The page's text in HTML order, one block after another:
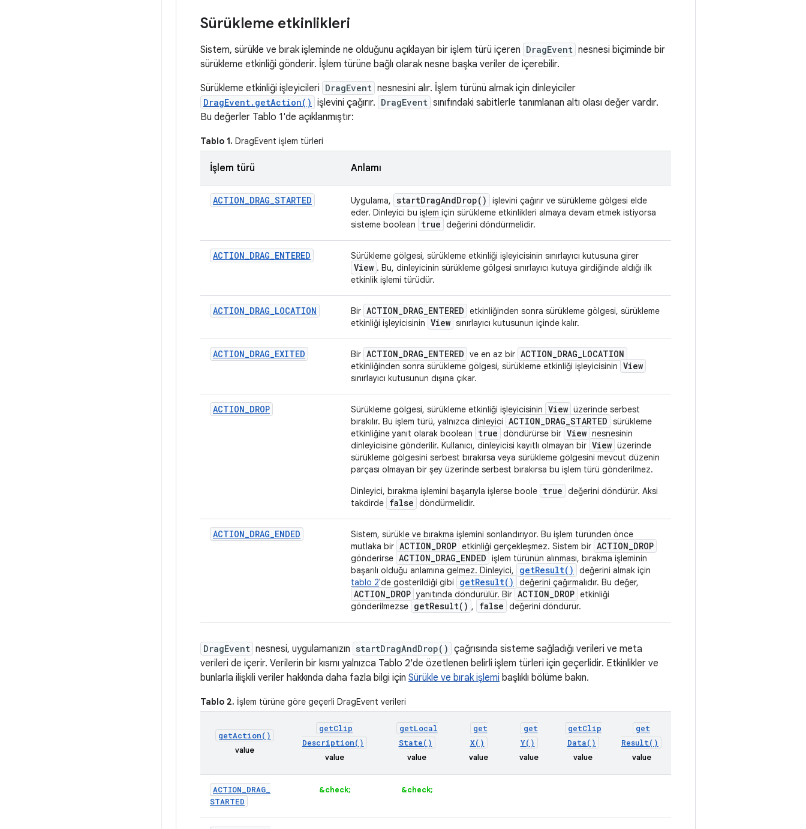
Sürükleme etkinlikleri
Sistem, sürükle ve bırak işleminde ne olduğunu açıklayan bir işlem türü içeren DragEvent nesnesi biçiminde bir
sürükleme etkinliği gönderir. İşlem türüne bağlı olarak nesne başka veriler de içerebilir.
Sürükleme etkinliği işleyicileri DragEvent nesnesini alır. İşlem türünü almak için dinleyiciler
DragEvent.getAction() işlevini çağırır. DragEvent sınıfındaki sabitlerle tanımlanan altı olası değer vardır.
Bu değerler Tablo 1'de açıklanmıştır:
Tablo 1. DragEvent işlem türleri
İşlem türü Anlamı
ACTION_DRAG_STARTED Uygulama, startDragAndDrop( )
işlevini çağırır ve sürükleme gölgesi elde
eder. Dinleyici bu işlem için sürükleme etkinlikleri almaya devam etmek istiyorsa
sisteme boolean
true değerini döndürmelidir.
ACTION_DRAG_ENTERED Sürükleme gölgesi, sürükleme etkinliği işleyicisinin sınırlayıcı kutusuna girer
View . Bu, dinleyicinin sürükleme gölgesi sınırlayıcı kutuya girdiğinde aldığı ilk
etkinlik işlemi türüdür.
ACTION_DRAG_LOCATION Bir ACTION_DRAG_ENTERED etkinliğinden sonra sürükleme gölgesi, sürükleme
etkinliği işleyicisinin View sınırlayıcı kutusunun içinde kalır.
ACTION_DRAG_EXITED Bir ACTION_DRAG_ENTERED ve en az bir ACTION_DRAG_LOCATION
etkinliğinden sonra sürükleme gölgesi, sürükleme etkinliği işleyicisinin View
sınırlayıcı kutusunun dışına çıkar.
ACTION_DROP Sürükleme gölgesi, sürükleme etkinliği işleyicisinin View üzerinde serbest
bırakılır. Bu işlem türü, yalnızca dinleyici ACTION_DRAG_STARTED sürükleme
etkinliğine yanıt olarak boolean
true döndürürse bir View nesnesinin
dinleyicisine gönderilir. Kullanıcı, dinleyicisi kayıtlı olmayan bir View üzerinde
sürükleme gölgesini serbest bırakırsa veya sürükleme gölgesini mevcut düzenin
parçası olmayan bir şey üzerinde serbest bırakırsa bu işlem türü gönderilmez.
Dinleyici, bırakma işlemini başarıyla işlerse boole true değerini döndürür. Aksi
takdirde false döndürmelidir.
ACTION_DRAG_ENDED
Sistem, sürükle ve bırakma işlemini sonlandırıyor. Bu işlem türünden önce
mutlaka bir ACTION_DROP etkinliği gerçekleşmez. Sistem bir ACTION_DROP
gönderirse ACTION_DRAG_ENDED işlem türünün alınması, bırakma işleminin
başarılı olduğu anlamına gelmez. Dinleyici,
getResult( )
değerini almak için
tablo 2'de gösterildiği gibi getResult( ) değerini çağırmalıdır. Bu değer,
ACTION_DROP yanıtında döndürülür. Bir ACTION_DROP etkinliği
gönderilmezse getResult( ) , false değerini döndürür.
DragEvent nesnesi, uygulamanızın startDragAndDrop() çağrısında sisteme sağladığı verileri ve meta
verileri de içerir. Verilerin bir kısmı yalnızca Tablo 2'de özetlenen belirli işlem türleri için geçerlidir. Etkinlikler ve
bunlarla ilişkili veriler hakkında daha fazla bilgi için Sürükle ve bırak işlemi başlıklı bölüme bakın.
Tablo 2. İşlem türüne göre geçerli DragEvent verileri
getAction( )
value
getClip
Description( )
value
getLocal
State( )
value
get
X( )
value
get
Y( )
value
getClip
Data( )
value
get
Result( )
value
ACTION DRAG
STARTED
&check; &check;